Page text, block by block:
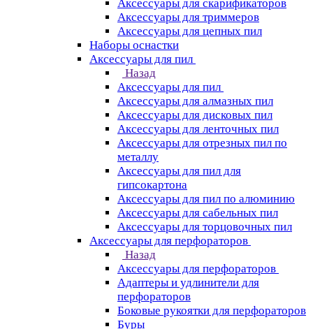
Аксессуары для скарификаторов
Аксессуары для триммеров
Аксессуары для цепных пил
Наборы оснастки
Аксессуары для пил
Назад
Аксессуары для пил
Аксессуары для алмазных пил
Аксессуары для дисковых пил
Аксессуары для ленточных пил
Аксессуары для отрезных пил по
металлу
Аксессуары для пил для
гипсокартона
Аксессуары для пил по алюминию
Аксессуары для сабельных пил
Аксессуары для торцовочных пил
Аксессуары для перфораторов
Назад
Аксессуары для перфораторов
Адаптеры и удлинители для
перфораторов
Боковые рукоятки для перфораторов
Буры